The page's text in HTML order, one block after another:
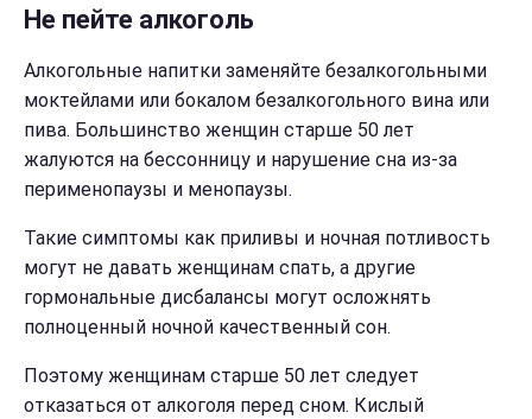
Не пейте алкоголь
Алкогольные напитки заменяйте безалкогольными
моктейлами или бокалом безалкогольного вина или
пива. Большинство женщин старше 50 лет
жалуются на бессонницу и нарушение сна из-за
перименопаузы и менопаузы.
Такие симптомы как приливы и ночная потливость
могут не давать женщинам спать, а другие
гормональные дисбалансы могут осложнять
полноценный ночной качественный сон.
Поэтому женщинам старше 50 лет следует
отказаться от алкоголя перед сном. Кислый